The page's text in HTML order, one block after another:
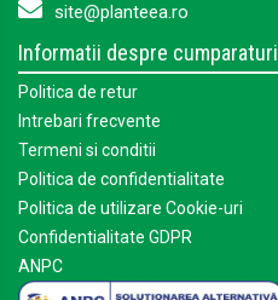
site@planteea.ro
Informatii despre cumparaturi
Politica de retur
Intrebari frecvente
Termeni si conditii
Politica de confidentialitate
Politica de utilizare Cookie-uri
Confidentialitate GDPR
ANPC